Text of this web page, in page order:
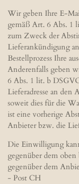
Wir geben Ihre E-
gemäß Art. 6 Abs. 1
zum Zweck der
Lieferankündigung
Bestellprozess Ihre
Anderenfalls geben
6 Abs. 1 lit. b
Lieferadresse an
soweit dies für die
ist eine vorherige
Anbieter bzw. die
Die Einwilligung
gegenüber dem
gegenüber dem
- Post CH